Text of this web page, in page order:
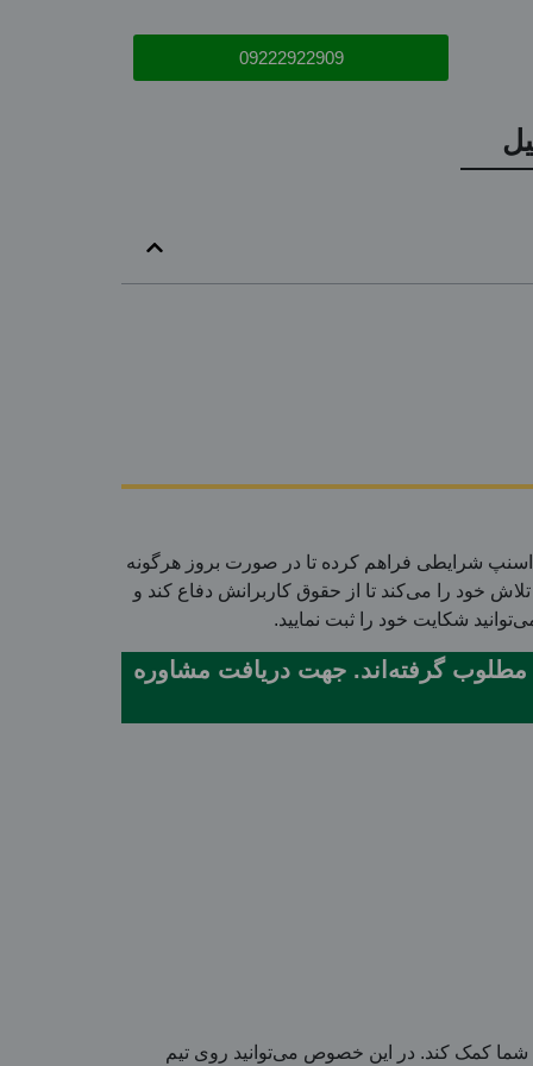
09222922909
اسنپ شرایطی فراهم کرده تا در صورت بروز هرگونه
خود را می‌کند تا از حقوق کاربرانش دفاع کند و
شکایت خود را ثبت نمایید.
مسترداد برای پرونده های شکایت از رانندگان وسایل حمل و نقل عمومی 1 رای مطلوب گرفته‌اند. جهت دریافت مشاوره
شما کمک کند. در این خصوص می‌توانید روی تیم